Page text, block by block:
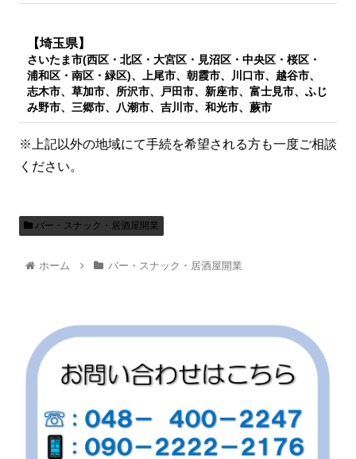
【埼玉県】
さいたま市(西区・北区・大宮区・見沼区・中央区・桜区・
浦和区・南区・緑区)、上尾市、朝霞市、川口市、越谷市、
志木市、草加市、所沢市、戸田市、新座市、富士見市、ふじ
み野市、三郷市、八潮市、吉川市、和光市、蕨市
※上記以外の地域にて手続を希望される方も一度ご相談
ください。
バー・スナック・居酒屋開業
ホーム バー・スナック・居酒屋開業